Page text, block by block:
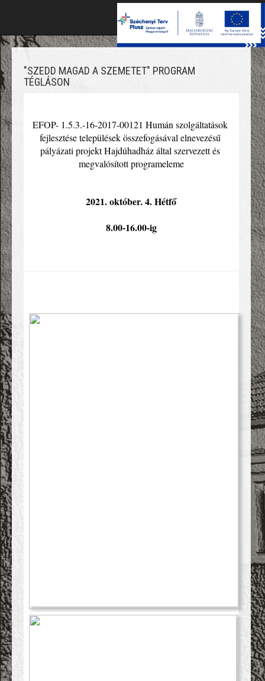
"SZEDD MAGAD A SZEMETET" PROGRAM
TÉGLÁSON
EFOP- 1.5.3.-16-2017-00121 Humán szolgáltatások
fejlesztése települések összefogásával elnevezésű
pályázati projekt Hajdúhadház által szervezett és
megvalósított programeleme
2021. október. 4. Hétfő
8.00-16.00-ig